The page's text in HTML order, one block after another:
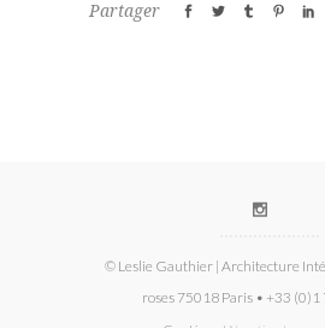
Partager
© Leslie Gauthier | Architecture
roses 75018 Paris • +33